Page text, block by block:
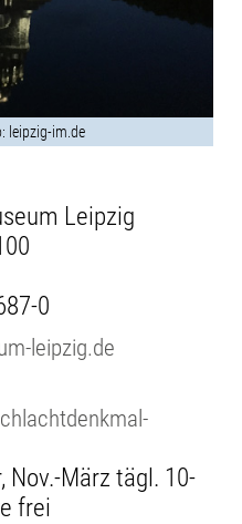
leipzig-im.de
Leipzig
0
leipzig.de
Nov.-März tägl. 10-
frei